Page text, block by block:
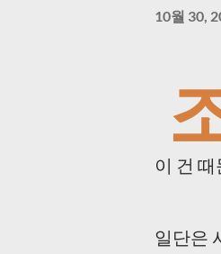
10월 30,
이 건
일단은